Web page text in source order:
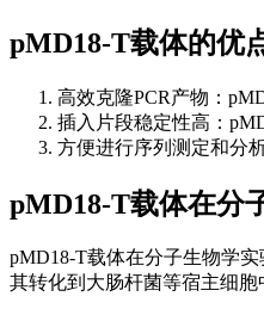
pMD18-T载体的优
高效克隆PCR产物：
插入片段稳定性高：
方便进行序列测定和分
pMD18-T载体在分
pMD18-T载体在分子生物学
其转化到大肠杆菌等宿主细